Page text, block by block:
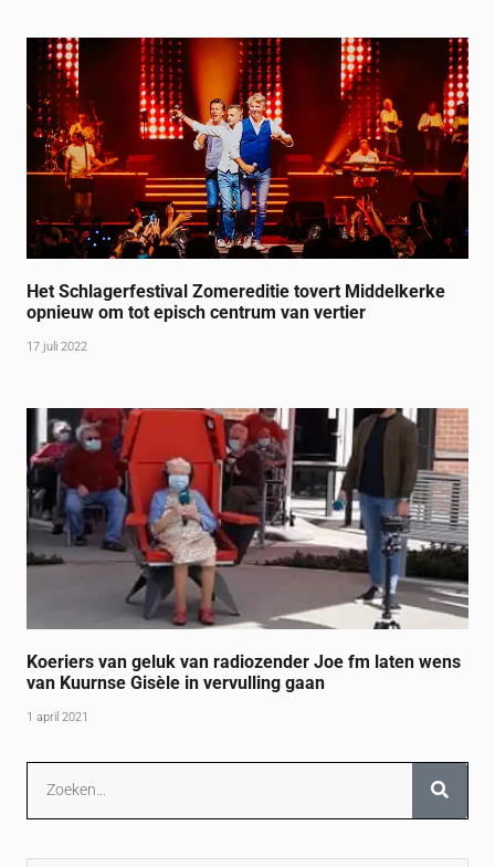
Het Schlagerfestival Zomereditie tovert Middelkerke
opnieuw om tot episch centrum van vertier
17 juli 2022
Koeriers van geluk van radiozender Joe fm laten wens
van Kuurnse Gisèle in vervulling gaan
1 april 2021